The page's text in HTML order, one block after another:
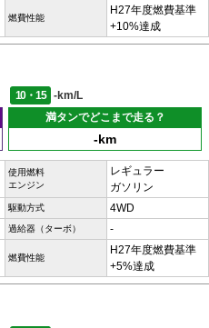
燃費性能
H27年度燃費基準
+10%達成
10・15
-km/L
満タンでどこまで走る？
-km
使用燃料
エンジン
レギュラー
ガソリン
駆動方式 4WD
過給器（ターボ） -
燃費性能
H27年度燃費基準
+5%達成